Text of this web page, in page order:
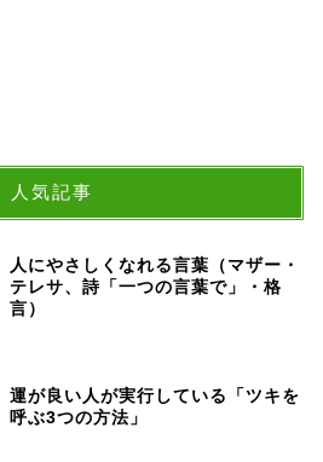
人気記事
人にやさしくなれる言葉（マザー・
テレサ、詩「一つの言葉で」・格
言）
運が良い人が実行している「ツキを
呼ぶ3つの方法」